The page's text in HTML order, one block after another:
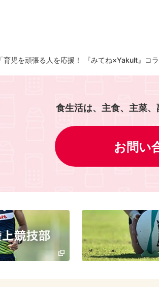
「育児を頑張る人を応援！ 『みてね×Yakult』コ
食生活は、主食、主菜、
お問い